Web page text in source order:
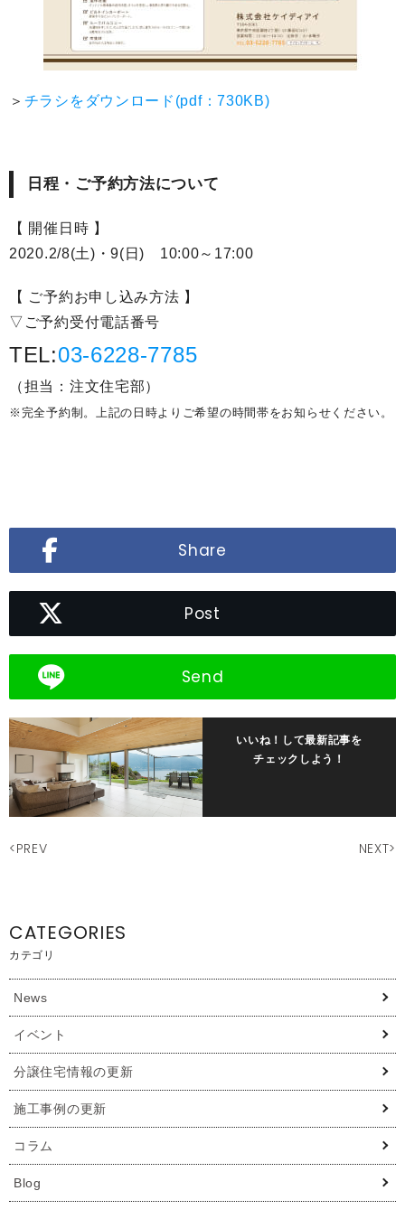
＞ チラシをダウンロード(pdf：730KB)
日程・ご予約方法について
【 開催日時 】
2020.2/8(土)・9(日) 10:00～17:00
【 ご予約お申し込み方法 】
▽ご予約受付電話番号
TEL:03-6228-7785
（担当：注文住宅部）
※完全予約制。上記の日時よりご希望の時間帯をお知らせください。
Share
Post
Send
いいね！して最新記事を
チェックしよう！
<PREV NEXT>
CATEGORIES
カテゴリ
News
イベント
分譲住宅情報の更新
施工事例の更新
コラム
Blog